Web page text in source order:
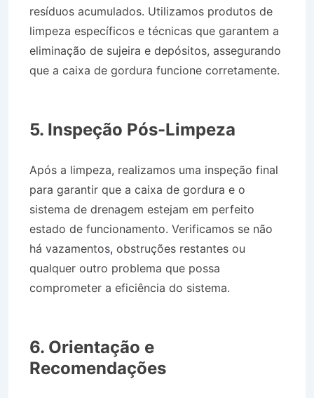
resíduos acumulados. Utilizamos produtos de
limpeza específicos e técnicas que garantem a
eliminação de sujeira e depósitos, assegurando
que a caixa de gordura funcione corretamente.
5. Inspeção Pós-Limpeza
Após a limpeza, realizamos uma inspeção final
para garantir que a caixa de gordura e o
sistema de drenagem estejam em perfeito
estado de funcionamento. Verificamos se não
há vazamentos, obstruções restantes ou
qualquer outro problema que possa
comprometer a eficiência do sistema.
6. Orientação e
Recomendações